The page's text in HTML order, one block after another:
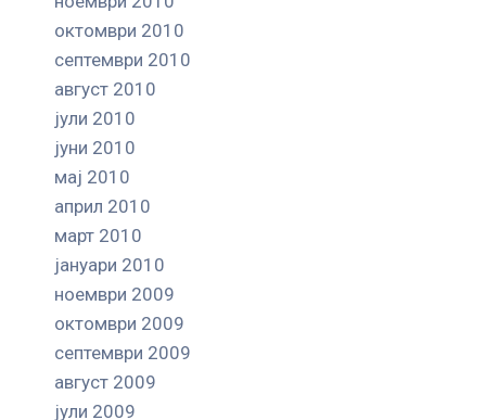
октомври 2010
септември 2010
август 2010
јули 2010
јуни 2010
мај 2010
април 2010
март 2010
јануари 2010
ноември 2009
октомври 2009
септември 2009
август 2009
јули 2009